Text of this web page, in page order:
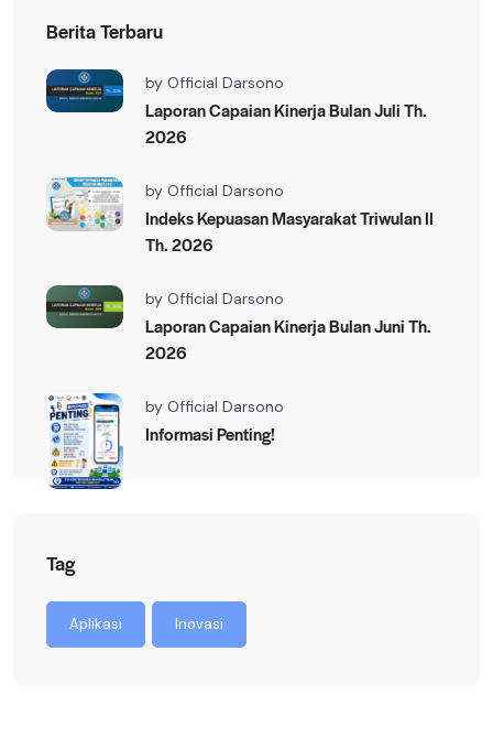
Berita Terbaru
by Official Darsono
Laporan Capaian Kinerja Bulan Juli Th.
2026
by Official Darsono
Indeks Kepuasan Masyarakat Triwulan II
Th. 2026
by Official Darsono
Laporan Capaian Kinerja Bulan Juni Th.
2026
by Official Darsono
Informasi Penting!
Tag
Aplikasi Inovasi